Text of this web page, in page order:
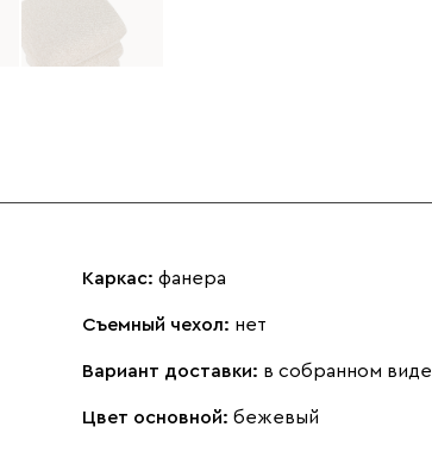
Каркас: фанера
Съемный чехол: нет
Вариант доставки: в собранном виде
Цвет основной: бежевый